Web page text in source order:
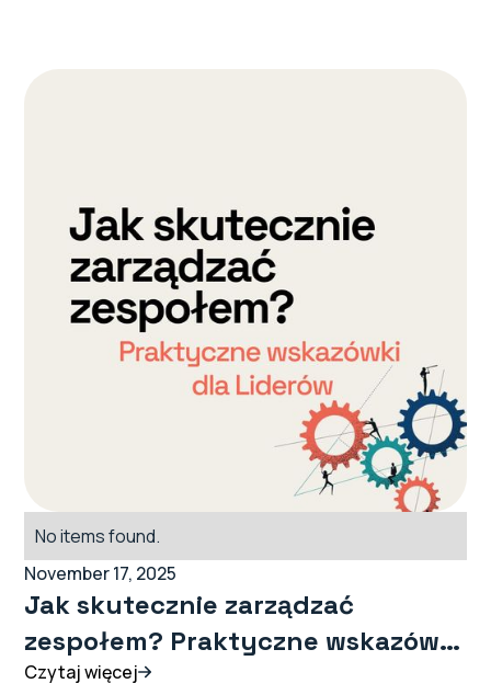
No items found.
November 17, 2025
Jak skutecznie zarządzać
zespołem? Praktyczne wskazówki
dla Liderów
Czytaj więcej